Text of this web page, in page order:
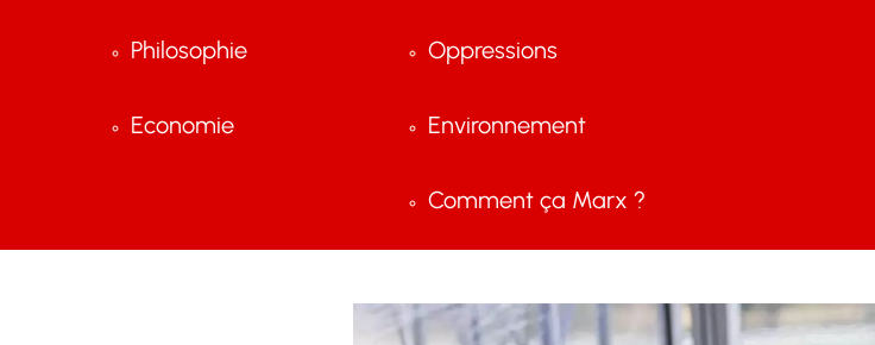
Philosophie
Economie
Oppressions
Environnement
Comment ça Marx ?